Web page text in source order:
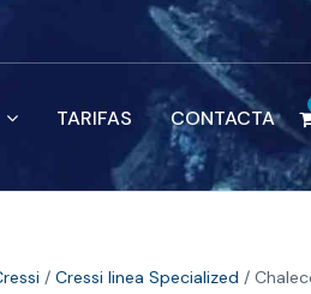
TARIFAS CONTACTA
/ Cressi linea Specialized /